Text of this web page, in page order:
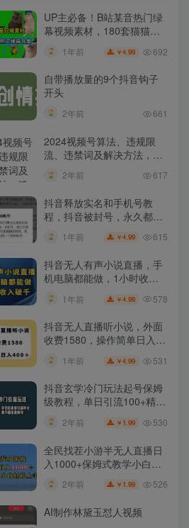
UP主必备！B站某音热门绿
幕视频素材，180套猫猫
meme动态绿幕合集包，含
背景图BGM，含使用教程
1年前 ￥4.99 692
自带播放量的9个抖音钩子
开头
2年前 661
2024视频号算法、违规限
流、违禁词及解决方法，建
2年前 617
抖音释放实名和手机号教
程，抖音被封号，永久都可
1年前 ￥4.99 615
抖音无人有声小说直播，手
机电脑都能做，1小时收入
1年前 ￥4.99 578
抖音无人直播听小说，外面
收费1580，操作简单日入
400+【揭秘】
1年前 ￥4.99 531
抖音玄学冷门玩法起号保姆
级教程，单日引流100+精准
玄学粉
2年前 ￥ 1.99 530
全民找茬小游半无人直播日
入1000+保姆式教学小白轻
2年前 ￥ 1.99 526
AI制作林黛玉怼人视频